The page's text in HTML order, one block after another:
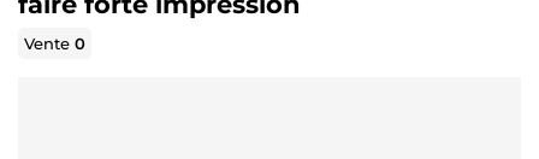
Vente0